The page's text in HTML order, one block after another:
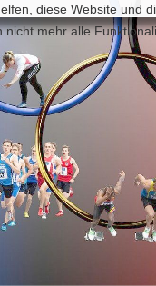
diese Website und
mehr alle